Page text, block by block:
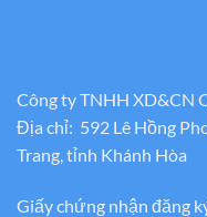
Công ty TNHH XD&CN
Địa chỉ: 592 Lê Hồng
Trang, tỉnh Khánh Hòa
Giấy chứng nhận đăng